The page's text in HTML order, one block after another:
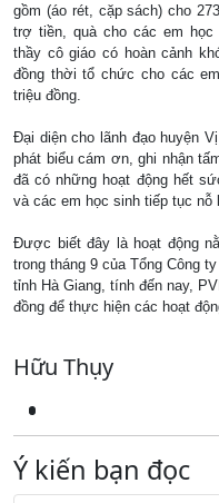
gồm (áo rét, cặp sách) cho
trợ tiền, quà cho các em
thầy cô giáo có hoàn cảnh
đồng thời tổ chức cho các
triệu đồng.
Đại diện cho lãnh đạo huyện
phát biểu cám ơn, ghi nhận
đã có những hoạt động hết
và các em học sinh tiếp tục
Được biết đây là hoạt động
trong tháng 9 của Tổng Công
tỉnh Hà Giang, tính đến nay,
đồng để thực hiện các hoạt
Hữu Thụy
Ý kiến bạn đọc